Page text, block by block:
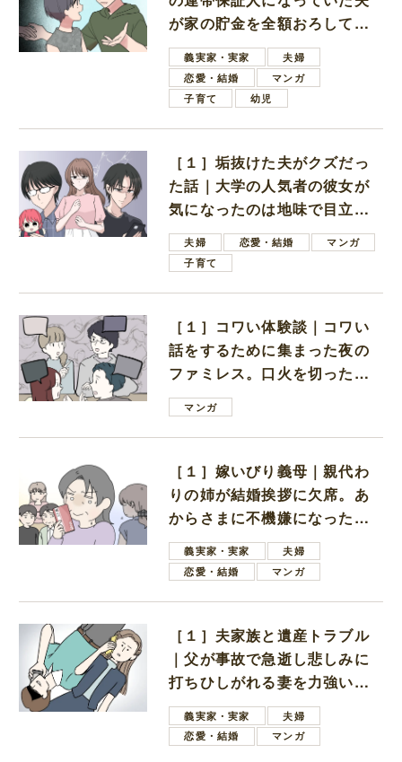
が家の貯金を全額おろしてほ
しいと言ってきた
義実家・実家
夫婦
恋愛・結婚
マンガ
子育て
幼児
［１］垢抜けた夫がクズだっ
た話｜大学の人気者の彼女が
気になったのは地味で目立た
ない男子学生
夫婦 恋愛・結婚
マンガ
子育て
［１］コワい体験談｜コワい
話をするために集まった夜の
ファミレス。口火を切ったの
は電車好きの男の子ママ
マンガ
［１］嫁いびり義母｜親代わ
りの姉が結婚挨拶に欠席。あ
からさまに不機嫌になった義
母義実家・実家
夫婦
恋愛・結婚
マンガ
［１］夫家族と遺産トラブル
｜父が事故で急逝し悲しみに
打ちひしがれる妻を力強い言
葉で励ます夫
義実家・実家
夫婦
恋愛・結婚
マンガ